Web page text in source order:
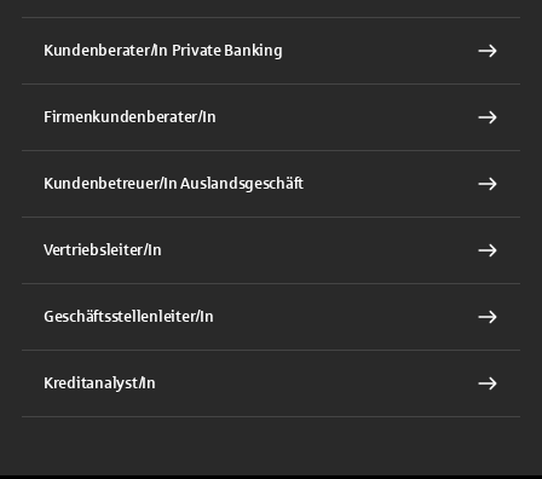
Kundenberater/In Private Banking
Firmenkundenberater/In
Kundenbetreuer/In Auslandsgeschäft
Vertriebsleiter/In
Geschäftsstellenleiter/In
Kreditanalyst/In